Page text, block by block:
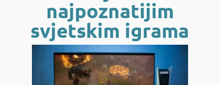
najpoznatijim
svjetskim igrama